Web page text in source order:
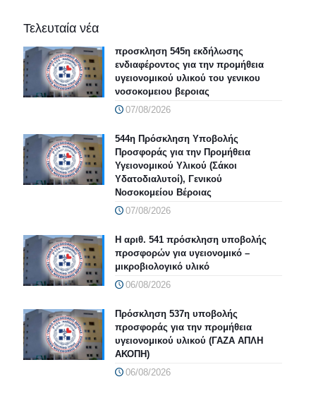
Τελευταία νέα
προσκληση 545η εκδήλωσης
ενδιαφέροντος για την προμήθεια
υγειονομικού υλικού του γενικου
νοσοκομειου βεροιας
07/08/2026
544η Πρόσκληση Υποβολής
Προσφοράς για την Προμήθεια
Υγειονομικού Υλικού (Σάκοι
Υδατοδιαλυτοί), Γενικού
Νοσοκομείου Βέροιας
07/08/2026
Η αριθ. 541 πρόσκληση υποβολής
προσφορών για υγειονομικό –
μικροβιολογικό υλικό
06/08/2026
Πρόσκληση 537η υποβολής
προσφοράς για την προμήθεια
υγειονομικού υλικού (ΓΑΖΑ ΑΠΛΗ
ΑΚΟΠΗ)
06/08/2026